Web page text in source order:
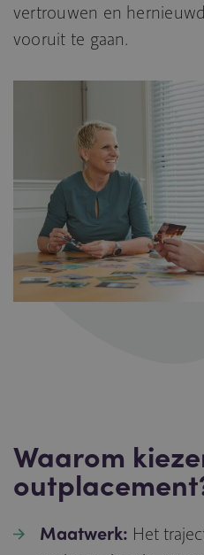
vertrouwen en
vooruit te gaan.
Waarom
Maatwerk: Het